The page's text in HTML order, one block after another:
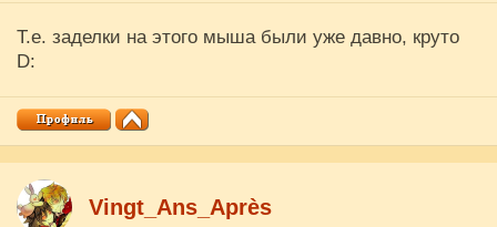
Т.е. заделки на этого мыша были уже давно, круто
D:
Vingt_Ans_Après